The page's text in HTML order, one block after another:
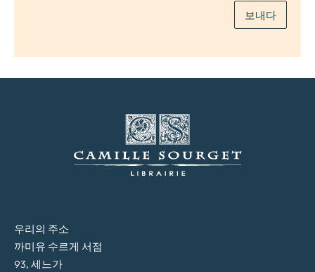
보내다
우리의 주소
까미유 수르게 서점
93, 세느가